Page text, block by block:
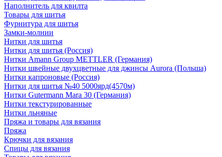
Наполнитель для квилта
Товары для шитья
Фурнитура для шитья
Замки-молнии
Нитки для шитья
Нитки для шитья (Россия)
Нитки Amann Group METTLER (Германия)
Нитки швейные двухцветные для джинсы Aurora (Польша)
Нитки капроновые (Россия)
Нитки для шитья №40 5000ярд(4570м)
Нитки Gutermann Mara 30 (Германия)
Нитки текстурированные
Нитки льняные
Пряжа и товары для вязания
Пряжа
Крючки для вязания
Спицы для вязания